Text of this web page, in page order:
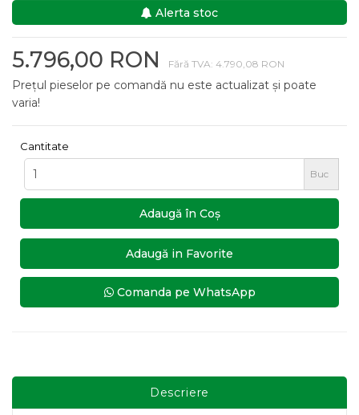
Alerta stoc
5.796,00 RON Fără TVA: 4.790,08 RON
Prețul pieselor pe comandă nu este actualizat și poate
varia!
Cantitate
Buc
Adaugă în Coş
Adaugă in Favorite
Comanda pe WhatsApp
Descriere